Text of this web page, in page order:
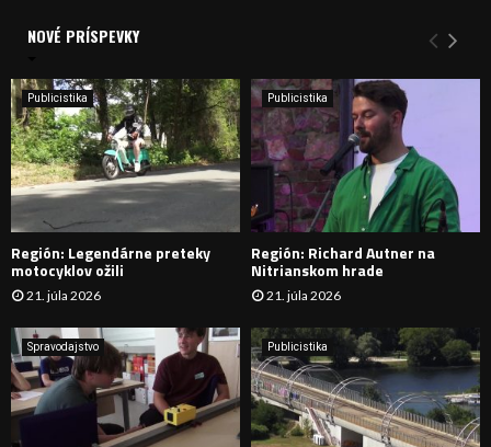
i
e
:
Y
H
D
A
N
I
NOVÉ PRÍSPEVKY
Publicistika
Región: Legendárne preteky
motocyklov ožili
21. júla 2026
Publicistika
Región: Richard Autner na
Nitrianskom hrade
21. júla 2026
Spravodajstvo Publicistika